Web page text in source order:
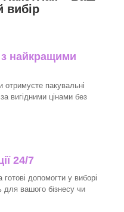
вибір
найкращими
отримуєте пакувальні
вигідними цінами без
24/7
допомогти у виборі
для вашого бізнесу чи